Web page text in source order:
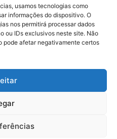
usamos tecnologias como
informações do dispositivo. O
nos permitirá processar dados
ou IDs exclusivos neste site. Não
pode afetar negativamente certos
0391 (Whatsapp)
Crysthyan Carlos
Anadia - AL - CEP:
Notícias. Todos os